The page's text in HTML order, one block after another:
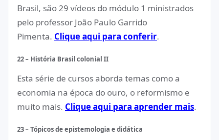
Brasil, são 29 vídeos do módulo 1 ministrados
pelo professor João Paulo Garrido
Pimenta. Clique aqui para conferir.
22 – História Brasil colonial II
Esta série de cursos aborda temas como a
economia na época do ouro, o reformismo e
muito mais. Clique aqui para aprender mais.
23 – Tópicos de epistemologia e didática